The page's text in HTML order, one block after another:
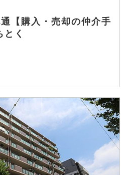
【購入・売却の仲介手
く